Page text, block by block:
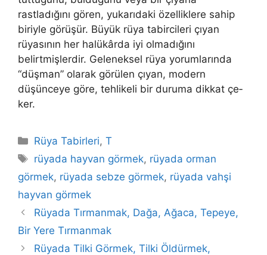
rastladığını gören, yukarıdaki özel­liklere sahip
biriyle görüşür. Büyük rüya tabircileri çıyan
rüyasının her ha­lükârda iyi olmadığını
belirtmişlerdir. Geleneksel rüya yorumlarında
“düşman” olarak görülen çıyan, modern
düşünceye göre, tehlikeli bir duruma dikkat çe­
ker.
Kategoriler
Rüya Tabirleri,T
Etiketler
rüyada hayvan görmek, rüyada orman
görmek, rüyada sebze görmek, rüyada vahşi
hayvan görmek
Rüyada Tırmanmak, Dağa, Ağaca, Tepeye,
Bir Yere Tırmanmak
Rüyada Tilki Görmek, Tilki Öldürmek,